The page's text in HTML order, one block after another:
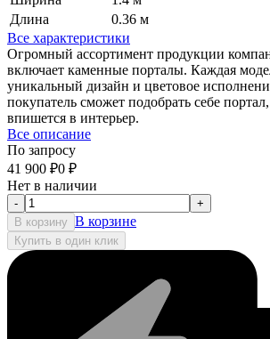
Длина
0.36 м
Все характеристики
Огромный ассортимент продукции
включает каменные порталы. Каждая
уникальный дизайн и цветовое
покупатель сможет подобрать себе
впишется в интерьер.
Все описание
По запросу
41 900 ₽0 ₽
Нет в наличии
-
+
В корзину В корзине
Купить в один клик